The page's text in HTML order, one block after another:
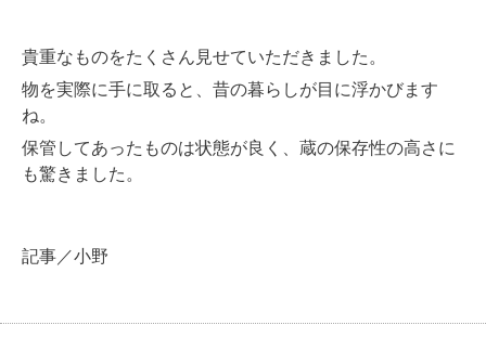
貴重なものをたくさん見せていただきました。
物を実際に手に取ると、昔の暮らしが目に浮かびます
ね。
保管してあったものは状態が良く、蔵の保存性の高さに
も驚きました。
記事／小野